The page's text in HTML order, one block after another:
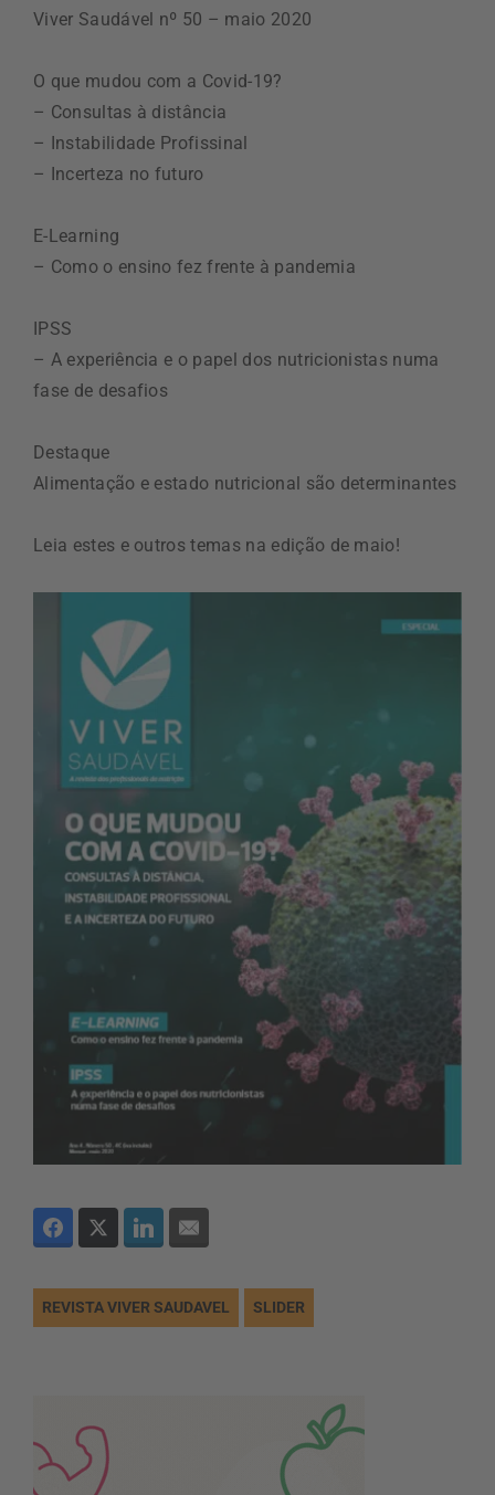
Viver Saudável nº 50 – maio 2020
O que mudou com a Covid-19?
– Consultas à distância
– Instabilidade Profissinal
– Incerteza no futuro
E-Learning
– Como o ensino fez frente à pandemia
IPSS
– A experiência e o papel dos nutricionistas numa
fase de desafios
Destaque
Alimentação e estado nutricional são determinantes
Leia estes e outros temas na edição de maio!
REVISTA VIVER SAUDAVEL SLIDER